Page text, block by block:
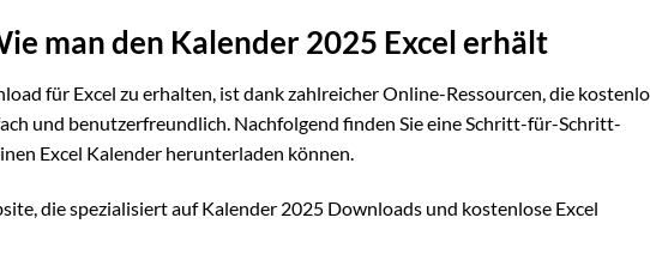
man den Kalender 2025 Excel erhält
für Excel zu erhalten, ist dank zahlreicher Online-Ressourcen, die
und benutzerfreundlich. Nachfolgend finden Sie eine Schritt-für-Schritt-
Excel Kalender herunterladen können.
die spezialisiert auf Kalender 2025 Downloads und kostenlose Excel